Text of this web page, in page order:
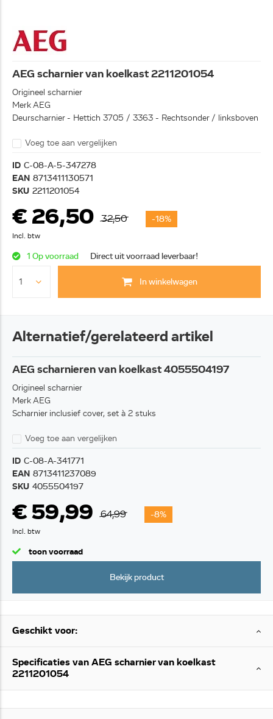
AEG scharnier van koelkast 2211201054
Origineel scharnier
Merk AEG
Deurscharnier - Hettich 3705 / 3363 - Rechtsonder / linksboven
Voeg toe aan vergelijken
ID C-08-A-5-347278
EAN 8713411130571
SKU 2211201054
€ 26,50 32,50 -18%
Incl. btw
1 Op voorraad Direct uit voorraad leverbaar!
In winkelwagen
Alternatief/gerelateerd artikel
AEG scharnieren van koelkast 4055504197
Origineel scharnier
Merk AEG
Scharnier inclusief cover, set à 2 stuks
Voeg toe aan vergelijken
ID C-08-A-341771
EAN 8713411237089
SKU 4055504197
€ 59,99 64,99 -8%
Incl. btw
toon voorraad
Bekijk product
Geschikt voor:
Specificaties van AEG scharnier van koelkast
2211201054